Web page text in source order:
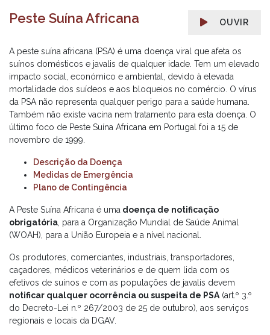
OUVIR
Peste Suína Africana
A peste suína africana (PSA) é uma doença viral que afeta os
suínos domésticos e javalis de qualquer idade. Tem um elevado
impacto social, económico e ambiental, devido à elevada
mortalidade dos suídeos e aos bloqueios no comércio. O vírus
da PSA não representa qualquer perigo para a saúde humana.
Também não existe vacina nem tratamento para esta doença. O
último foco de Peste Suína Africana em Portugal foi a 15 de
novembro de 1999.
Descrição da Doença
Medidas de Emergência
Plano de Contingência
A Peste Suína Africana é uma doença de notificação
obrigatória , para a Organização Mundial de Saúde Animal
(WOAH), para a União Europeia e a nível nacional.
Os produtores, comerciantes, industriais, transportadores,
caçadores, médicos veterinários e de quem lida com os
efetivos de suínos e com as populações de javalis devem
notificar qualquer ocorrência ou suspeita de PSA (art.º 3.º
do Decreto-Lei n.º 267/2003 de 25 de outubro), aos serviços
regionais e locais da DGAV.